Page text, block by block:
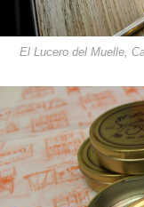
El Lucero del Muelle,